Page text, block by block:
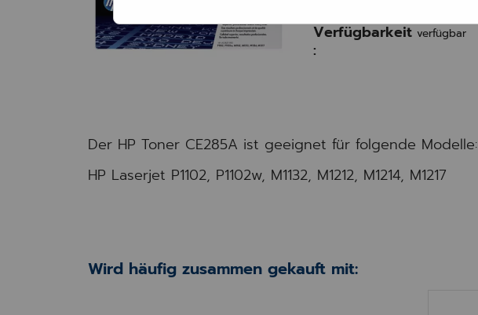
Verfügbarkeit
:
verfügbar
Der HP Toner CE285A ist geeignet für folgende Modelle:
HP Laserjet P1102, P1102w, M1132, M1212, M1214, M1217
Wird häufig zusammen gekauft mit: